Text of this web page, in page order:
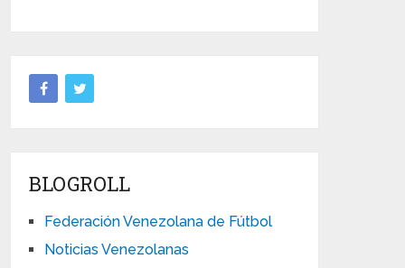
BLOGROLL
Federación Venezolana de Fútbol
Noticias Venezolanas